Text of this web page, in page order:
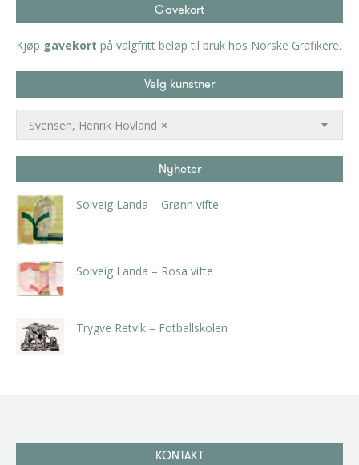
Gavekort
Kjøp gavekort på valgfritt beløp til bruk hos Norske Grafikere.
Velg kunstner
×
Svensen, Henrik Hovland
Nyheter
Solveig Landa – Grønn vifte
Solveig Landa – Rosa vifte
Trygve Retvik – Fotballskolen
KONTAKT